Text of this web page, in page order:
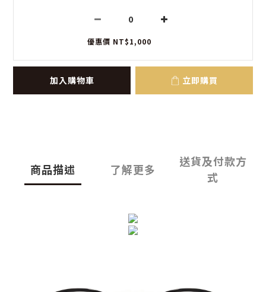
優惠價 NT$1,000
加入購物車 立即購買
商品描述 了解更多
送貨及付款方
式